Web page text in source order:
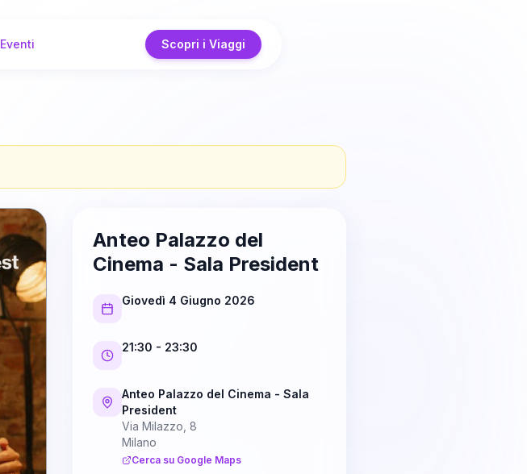
Eventi Scopri i Viaggi
Anteo Palazzo del
Cinema - Sala President
Giovedì 4 Giugno 2026
21:30 - 23:30
Anteo Palazzo del Cinema - Sala
President
Via Milazzo, 8
Milano
Cerca su Google Maps